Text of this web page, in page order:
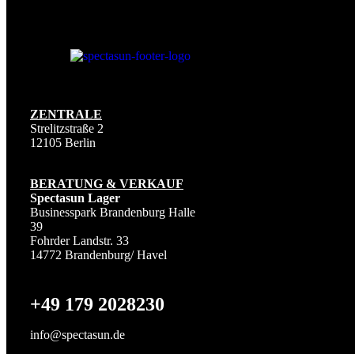
ZENTRALE
Strelitzstraße 2
12105 Berlin
BERATUNG & VERKAUF
Spectasun Lager
Businesspark Brandenburg Halle
39
Fohrder Landstr. 33
14772 Brandenburg/ Havel
+49 179 2028230
info@spectasun.de